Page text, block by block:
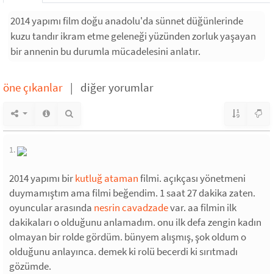
2014 yapımı film doğu anadolu'da sünnet düğünlerinde
kuzu tandır ikram etme geleneği yüzünden zorluk yaşayan
bir annenin bu durumla mücadelesini anlatır.
öne çıkanlar | diğer yorumlar
1.
2014 yapımı birkutluğ atamanfilmi. açıkçası yönetmeni
duymamıştım ama filmi beğendim. 1 saat 27 dakika zaten.
oyuncular arasında nesrin cavadzadevar. aa filmin ilk
dakikaları o olduğunu anlamadım. onu ilk defa zengin kadın
olmayan bir rolde gördüm. bünyem alışmış, şok oldum o
olduğunu anlayınca. demek ki rolü becerdi ki sırıtmadı
gözümde.